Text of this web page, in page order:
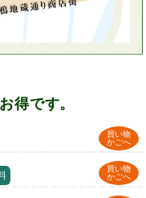
得です。
買い物
かごへ
買い物
かごへ